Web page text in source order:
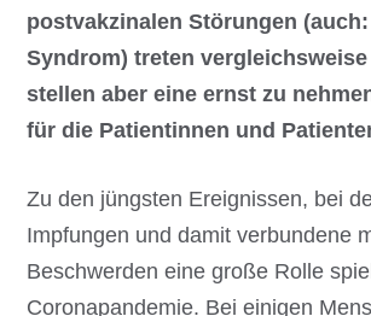
postvakzinalen Störungen
Syndrom) treten
stellen aber eine ernst zu
für die Patientinnen und
Zu den jüngsten Ereignissen, bei
Impfungen und damit verbundene
Beschwerden eine große Rolle
Coronapandemie. Bei einigen